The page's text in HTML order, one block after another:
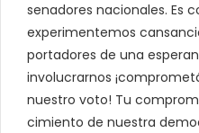
senadores nacionales. Es
experimentemos
portadores de una
involucrarnos
nuestro voto! Tu
cimiento de nuestra